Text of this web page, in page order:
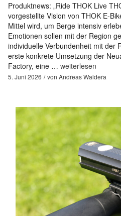
Produktnews: „Ride THOK Live
vorgestellte Vision von THOK E-
Mittel wird, um Berge intensiv
Emotionen sollen mit der Region
individuelle Verbundenheit mit der
erste konkrete Umsetzung der
Factory, eine … weiterlesen
5. Juni 2026 von Andreas Waldera